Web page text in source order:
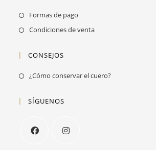
Formas de pago
Condiciones de venta
CONSEJOS
¿Cómo conservar el cuero?Se
SÍGUENOS